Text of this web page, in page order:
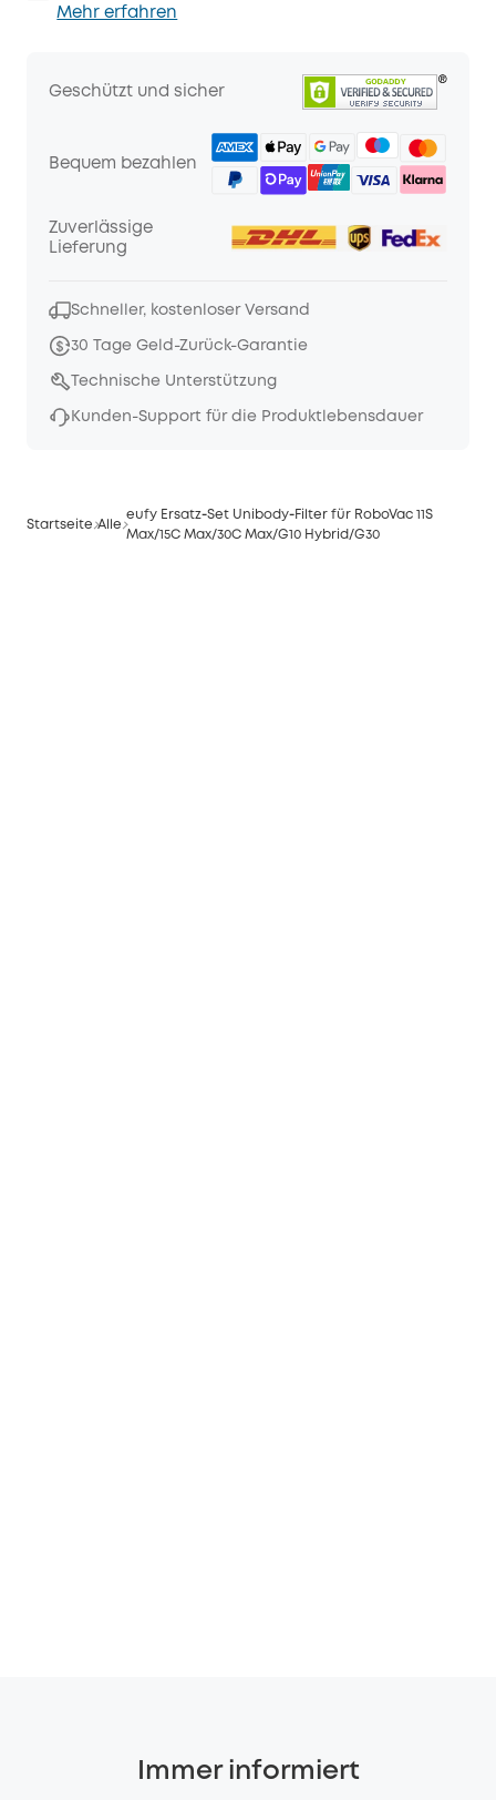
Mehr erfahren
Geschützt und sicher
Bequem bezahlen
Zuverlässige
Lieferung
Schneller, kostenloser Versand
30 Tage Geld-Zurück-Garantie
Technische Unterstützung
Kunden-Support für die Produktlebensdauer
Startseite Alle
eufy Ersatz‑Set Unibody‑Filter für RoboVac 11S
Max/15C Max/30C Max/G10 Hybrid/G30
Immer informiert